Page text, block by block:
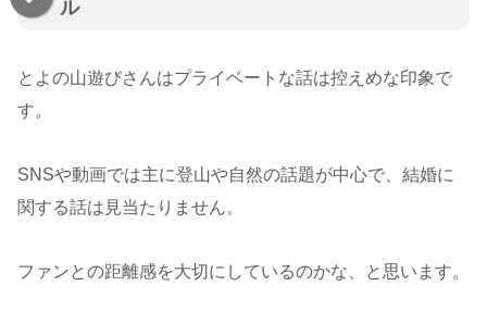
ル
とよの山遊びさんはプライベートな話は控えめな印象で
す。
SNSや動画では主に登山や自然の話題が中心で、結婚に
関する話は見当たりません。
ファンとの距離感を大切にしているのかな、と思います。